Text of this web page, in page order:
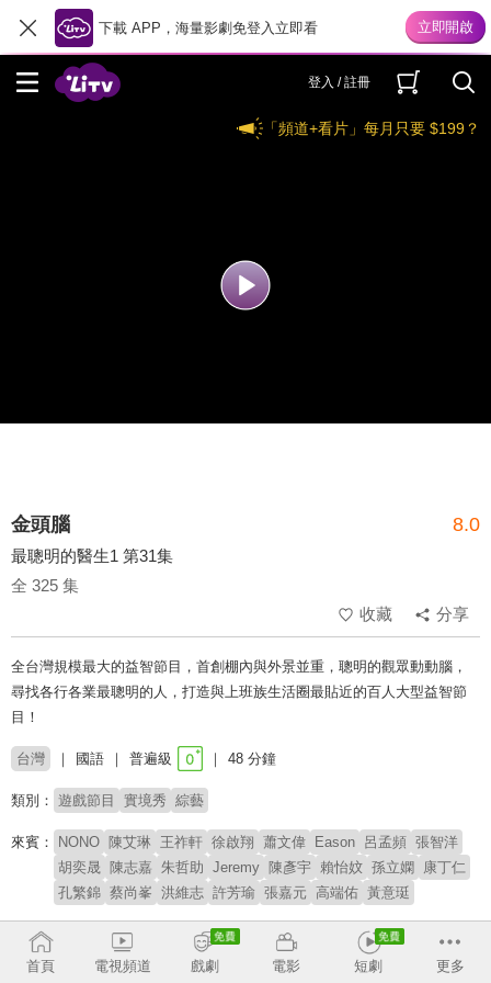
下載 APP，海量影劇免登入立即看
登入 / 註冊
「頻道+看片」每月只要 $199？
金頭腦 8.0
最聰明的醫生1 第31集
全 325 集
收藏
分享
全台灣規模最大的益智節目，首創棚內與外景並重，聰明的觀眾動動腦，
尋找各行各業最聰明的人，打造與上班族生活圈最貼近的百人大型益智節
目！
台灣 國語 普遍級 48 分鐘
類別： 遊戲節目 實境秀 綜藝
來賓： NONO 陳艾琳 王祚軒 徐啟翔 蕭文偉 Eason 呂孟頻 張智洋
胡奕晟 陳志嘉 朱哲助 Jeremy 陳彥宇 賴怡妏 孫立嫻
康丁仁
孔繁錦 蔡尚峯 洪維志 許芳瑜 張嘉元 高端佑 黃意珽
主持：
Janet
首頁
電視頻道 戲劇 電影 短劇 更多